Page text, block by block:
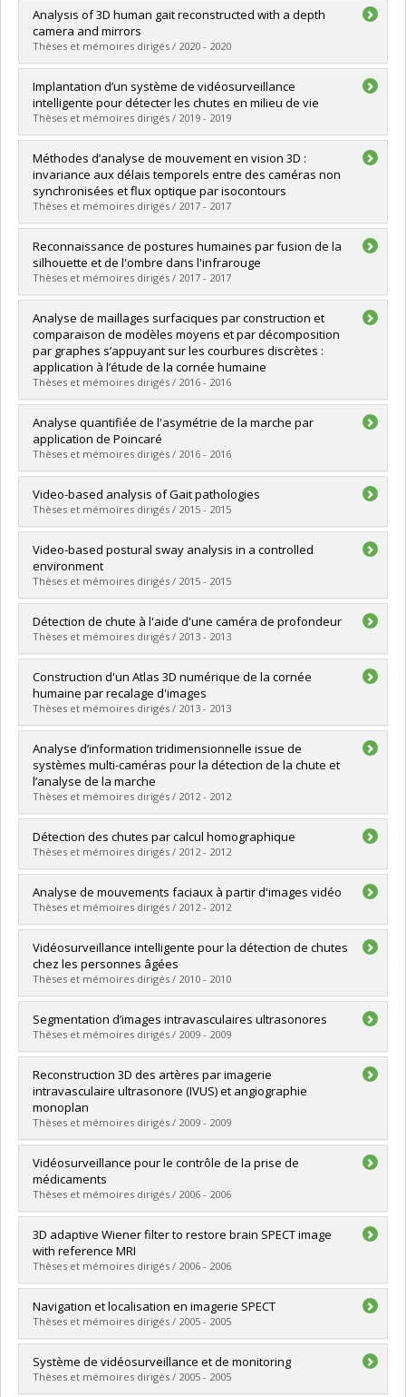
Graduate :Bouazizi, Hala
Cycle :Doctoral
Grade :Ph. D.
Lien vers le document dans Papyrus
Analysis of 3D human gait reconstructed with a depth
camera and mirrors
Thèses et mémoires dirigés / 2020 - 2020
Graduate :Nguyen, Trong Nguyen
Cycle :Doctoral
Grade :Ph. D.
Lien vers le document dans Papyrus
Implantation d’un système de vidéosurveillance
intelligente pour détecter les chutes en milieu de vie
Thèses et mémoires dirigés / 2019 - 2019
Graduate :Lapierre, Nolwenn
Cycle :Doctoral
Grade :Ph. D.
Lien vers le document dans Papyrus
Méthodes d’analyse de mouvement en vision 3D :
invariance aux délais temporels entre des caméras non
synchronisées et flux optique par isocontours
Thèses et mémoires dirigés / 2017 - 2017
Graduate :Benrhaiem, Rania
Cycle :Doctoral
Grade :Ph. D.
Lien vers le document dans Papyrus
Reconnaissance de postures humaines par fusion de la
silhouette et de l'ombre dans l'infrarouge
Thèses et mémoires dirigés / 2017 - 2017
Graduate :Gouiaa, Rafik
Cycle :Doctoral
Grade :Ph. D.
Lien vers le document dans Papyrus
Analyse de maillages surfaciques par construction et
comparaison de modèles moyens et par décomposition
par graphes s’appuyant sur les courbures discrètes :
application à l’étude de la cornée humaine
Thèses et mémoires dirigés / 2016 - 2016
Graduate :Polette, Arnaud
Cycle :Doctoral
Grade :Ph. D.
Lien vers le document dans Papyrus
Analyse quantifiée de l'asymétrie de la marche par
application de Poincaré
Thèses et mémoires dirigés / 2016 - 2016
Graduate :Brignol, Arnaud
Cycle : Master's
Grade :M. Sc.
Lien vers le document dans Papyrus
Video-based analysis of Gait pathologies
Thèses et mémoires dirigés / 2015 - 2015
Graduate :Nguyen, Hoang Anh
Cycle :Doctoral
Grade :Ph. D.
Lien vers le document dans Papyrus
Video-based postural sway analysis in a controlled
environment
Thèses et mémoires dirigés / 2015 - 2015
Graduate :Urseanu, Monica
Cycle : Master's
Grade :M. Sc.
Lien vers le document dans Papyrus
Détection de chute à l'aide d'une caméra de profondeur
Thèses et mémoires dirigés / 2013 - 2013
Graduate :Alla, Jules-Ryane S.
Cycle :Master's
Grade :M. Sc.
Lien vers le document dans Papyrus
Construction d'un Atlas 3D numérique de la cornée
humaine par recalage d'images
Thèses et mémoires dirigés / 2013 - 2013
Graduate :Haddeji, Akram
Cycle :Master's
Grade :M. Sc.
Lien vers le document dans Papyrus
Analyse d’information tridimensionnelle issue de
systèmes multi-caméras pour la détection de la chute et
l’analyse de la marche
Thèses et mémoires dirigés / 2012 - 2012
Graduate :Auvinet, Edouard
Cycle : Doctoral
Grade :Ph. D.
Lien vers le document dans Papyrus
Détection des chutes par calcul homographique
Thèses et mémoires dirigés / 2012 - 2012
Graduate :Mokhtari, Djamila
Cycle : Master's
Grade :M. Sc.
Lien vers le document dans Papyrus
Analyse de mouvements faciaux à partir d'images vidéo
Thèses et mémoires dirigés / 2012 - 2012
Graduate :Dahmane, Mohamed
Cycle :Doctoral
Grade :Ph. D.
Lien vers le document dans Papyrus
Vidéosurveillance intelligente pour la détection de chutes
chez les personnes âgées
Thèses et mémoires dirigés / 2010 - 2010
Graduate :Rougier, Caroline
Cycle : Doctoral
Grade :Ph. D.
Lien vers le document dans Papyrus
Segmentation d’images intravasculaires ultrasonores
Thèses et mémoires dirigés / 2009 - 2009
Graduate :Roy Cardinal, Marie-Hélène
Cycle :Doctoral
Grade :Ph. D.
Lien vers le document dans Papyrus
Reconstruction 3D des artères par imagerie
intravasculaire ultrasonore (IVUS) et angiographie
monoplan
Thèses et mémoires dirigés / 2009 - 2009
Graduate :Jourdain, Mélissa
Cycle :Doctoral
Grade :Ph. D.
Lien vers le document dans Papyrus
Vidéosurveillance pour le contrôle de la prise de
médicaments
Thèses et mémoires dirigés / 2006 - 2006
Graduate : Valin, Myriam
Cycle :Master's
Grade :M. Sc.
Lien vers le document dans Papyrus
3D adaptive Wiener filter to restore brain SPECT image
with reference MRI
Thèses et mémoires dirigés / 2006 - 2006
Graduate :Li, Wei
Cycle : Master's
Grade :M. Sc.
Lien vers le document dans Papyrus
Navigation et localisation en imagerie SPECT
Thèses et mémoires dirigés / 2005 - 2005
Graduate : Nguyen, Élise
Cycle : Master's
Grade :M. Sc.
Système de vidéosurveillance et de monitoring
Thèses et mémoires dirigés / 2005 - 2005